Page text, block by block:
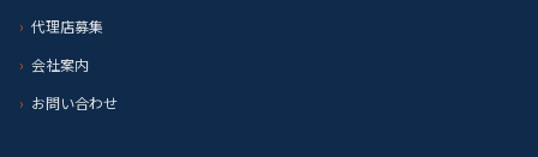
代理店募集
会社案内
お問い合わせ